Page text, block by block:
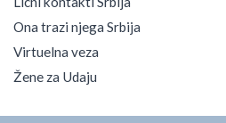
Ona trazi njega Srbija
Virtuelna veza
Žene za Udaju